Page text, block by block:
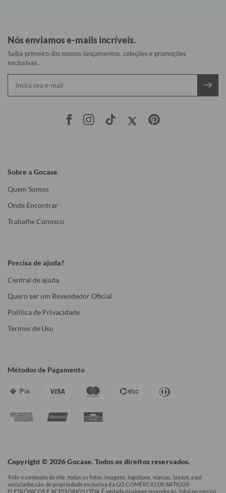
Nós enviamos e-mails incríveis.
Saiba primeiro dos nossos lançamentos, coleções e promoções
exclusivas.
Sobre a Gocase
Quem Somos
Onde Encontrar
Trabalhe Conosco
Precisa de ajuda?
Central de ajuda
Quero ser um Revendedor Oficial
Política de Privacidade
Termos de Uso
Métodos de Pagamento
Pix
Copyright © 2026 Gocase. Todos os direitos reservados.
Todo o conteúdo do site, todas as fotos, imagens, logotipos, marcas, layout, aqui
veículados são de propriedade exclusiva da GO COMÉRCIO DE ARTIGOS
ELETRÔNICOS E ACESSÓRIOS LTDA. É vedada qualquer reprodução, total ou parcial,